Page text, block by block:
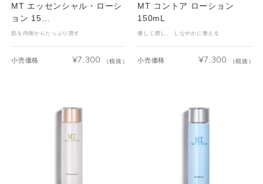
MT エッセンシャル・ローシ
ョン 15…
肌を内側からたっぷり潤す
小売価格 ¥7,300 （税抜）
MT コントア ローション
150mL
優しく潤し、 しなやかに整える
小売価格 ¥7,300 （税抜）